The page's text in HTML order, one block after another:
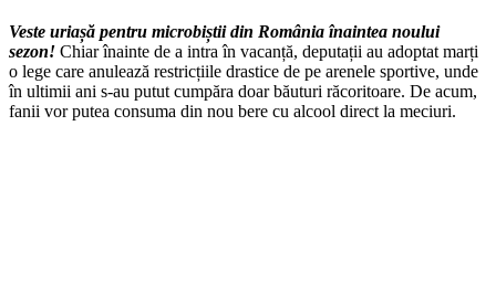
Veste uriașă pentru microbiștii din România înaintea noului
sezon! Chiar înainte de a intra în vacanță, deputații au adoptat marți
o lege care anulează restricțiile drastice de pe arenele sportive, unde
în ultimii ani s-au putut cumpăra doar băuturi răcoritoare. De acum,
fanii vor putea consuma din nou bere cu alcool direct la meciuri.